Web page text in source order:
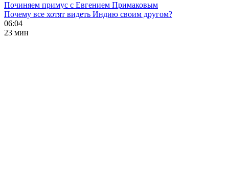
Починяем примус с Евгением Примаковым
Почему все хотят видеть Индию своим другом?
06:04
23 мин